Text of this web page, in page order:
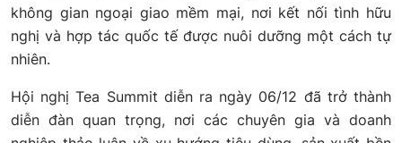
không gian ngoại giao mềm mại, nơi kết nối tình hữu
nghị và hợp tác quốc tế được nuôi dưỡng một cách tự
nhiên.
Hội nghị Tea Summit diễn ra ngày 06/12 đã trở thành
diễn đàn quan trọng, nơi các chuyên gia và doanh